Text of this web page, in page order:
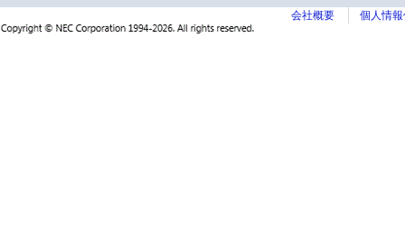
会社概要 個人情